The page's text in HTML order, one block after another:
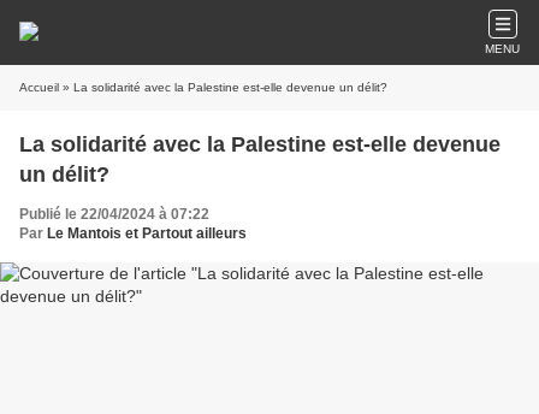
MENU
Accueil » La solidarité avec la Palestine est-elle devenue un délit?
La solidarité avec la Palestine est-elle devenue
un délit?
Publié le 22/04/2024 à 07:22
Par Le Mantois et Partout ailleurs